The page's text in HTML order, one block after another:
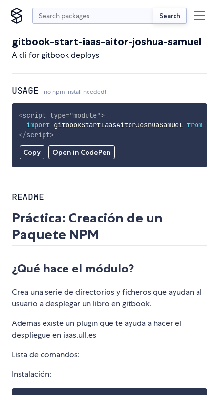
Search
gitbook-start-iaas-aitor-joshua-samuel
A cli for gitbook deploys
USAGE no npm install needed!
Copy Open in CodePen
<script type="module">
import gitbookStartIaasAitorJoshuaSamuel from
</script>
README
Práctica: Creación de un
Paquete NPM
¿Qué hace el módulo?
Crea una serie de directorios y ficheros que ayudan al
usuario a desplegar un libro en gitbook.
Además existe un plugin que te ayuda a hacer el
despliegue en iaas.ull.es
Lista de comandos:
Instalación: